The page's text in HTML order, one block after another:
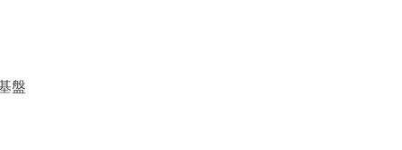
盤